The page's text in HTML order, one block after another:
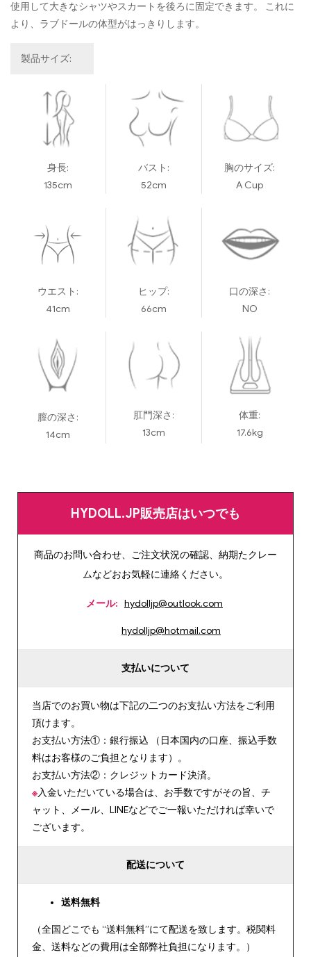
使用して大きなシャツやスカートを後ろに固定できます。 これに
より、ラブドールの体型がはっきりします。
製品サイズ:
身長:
135cm
バスト:
52cm
胸のサイズ:
A Cup
ウエスト:
41cm
ヒップ:
66cm
口の深さ:
NO
膣の深さ:
14cm
肛門深さ:
13cm
体重:
17.6kg
HYDOLL.JP販売店はいつでも
商品のお問い合わせ、ご注文状況の確認、納期たクレー
ムなどおお気軽に連絡ください。
メール: hydolljp@outlook.com
hydolljp@hotmail.com
支払いについて
当店でのお買い物は下記の二つのお支払い方法をご利用
頂けます。
お支払い方法①：銀行振込 （日本国内の口座、振込手数
料はお客様のご負担となります）。
お支払い方法②：クレジットカード決済。
※入金いただいている場合は、お手数ですがその旨、チ
ャット、メール、LINEなどでご一報いただければ幸いで
ございます。
配送について
送料無料
（全国どこでも “送料無料”にて配送を致します。税関料
金、送料などの費用は全部弊社負担になります。）